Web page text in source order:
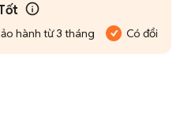
hành từ 3 tháng Có đổi trả